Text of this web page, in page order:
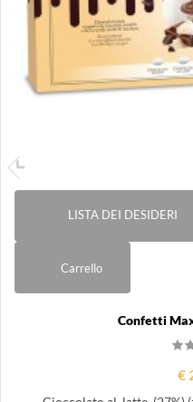
LISTA DEI DESIDERI
Carrello
Confetti
€